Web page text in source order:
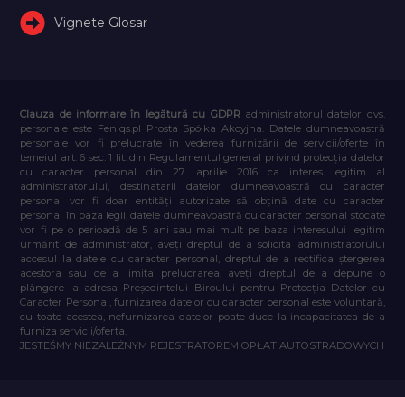
Vignete Glosar
Clauza de informare în legătură cu GDPR administratorul datelor dvs.
personale este Feniqs.pl Prosta Spółka Akcyjna. Datele dumneavoastră
personale vor fi prelucrate în vederea furnizării de servicii/oferte în
temeiul art. 6 sec. 1 lit. din Regulamentul general privind protecția datelor
cu caracter personal din 27 aprilie 2016 ca interes legitim al
administratorului, destinatarii datelor dumneavoastră cu caracter
personal vor fi doar entități autorizate să obțină date cu caracter
personal în baza legii, datele dumneavoastră cu caracter personal stocate
vor fi pe o perioadă de 5 ani sau mai mult pe baza interesului legitim
urmărit de administrator, aveți dreptul de a solicita administratorului
accesul la datele cu caracter personal, dreptul de a rectifica ștergerea
acestora sau de a limita prelucrarea, aveți dreptul de a depune o
plângere la adresa Președintelui Biroului pentru Protecția Datelor cu
Caracter Personal, furnizarea datelor cu caracter personal este voluntară,
cu toate acestea, nefurnizarea datelor poate duce la incapacitatea de a
furniza servicii/oferta.
JESTEŚMY NIEZALEŻNYM REJESTRATOREM OPŁAT AUTOSTRADOWYCH